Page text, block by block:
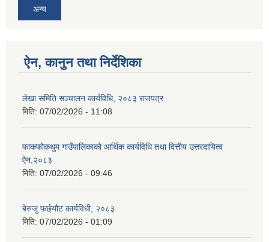
अन्य
ऐन, कानुन तथा निर्देशिका
लेखा समिति सञ्चालन कार्यविधि, २०८३ राजपत्र
मिति: 07/02/2026 - 11:08
फाकफोकथुम गाउँपालिकाको आर्थिक कार्यविधि तथा वित्तीय उत्तरदायित्व
ऐन,२०८३
मिति: 07/02/2026 - 09:46
बेरुजु फर्छ्यौट कार्यविधी, २०८३
मिति: 07/02/2026 - 01:09